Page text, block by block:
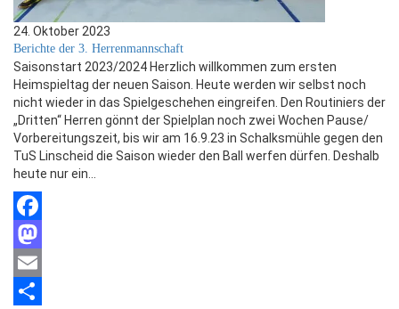
24. Oktober 2023
Berichte der 3. Herrenmannschaft
Saisonstart 2023/2024 Herzlich willkommen zum ersten
Heimspieltag der neuen Saison. Heute werden wir selbst noch
nicht wieder in das Spielgeschehen eingreifen. Den Routiniers der
„Dritten“ Herren gönnt der Spielplan noch zwei Wochen Pause/
Vorbereitungszeit, bis wir am 16.9.23 in Schalksmühle gegen den
TuS Linscheid die Saison wieder den Ball werfen dürfen. Deshalb
heute nur ein…
Facebook
Mastodon
Email